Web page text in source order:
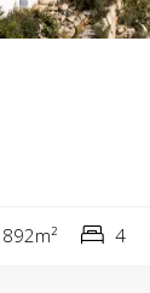
892m² 4